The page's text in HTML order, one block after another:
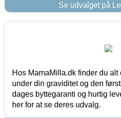
Se udvalget på
Hos MamaMilla.dk finder du alt
under din graviditet og den
dages byttegaranti og hurtig
her for at se deres udvalg.